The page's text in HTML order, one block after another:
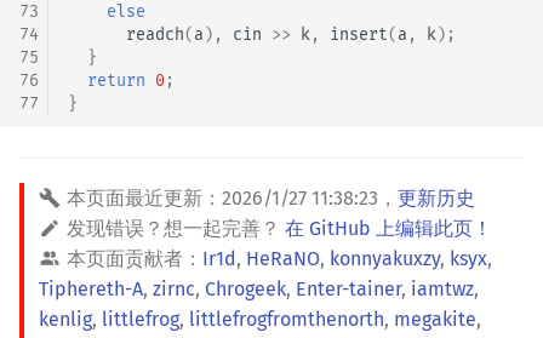
73
74
75
76
77
else
readch(a), cin >> k, insert(a , k);
}
return 0;
}
本页面最近更新： 2026/1/27 11:38:23 ， 更新历史
发现错误？想一起完善？ 在 GitHub 上编辑此页！
本页面贡献者： Ir1d, HeRaNO, konnyakuxzy, ksyx,
Tiphereth-A, zirnc, Chrogeek, Enter-tainer, iamtwz,
kenlig, littlefrog, littlefrogfromthenorth, megakite,